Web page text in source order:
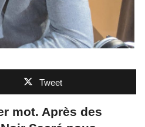
Tweet
mot. Après des